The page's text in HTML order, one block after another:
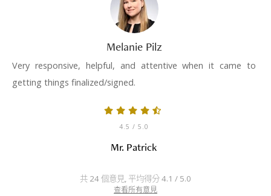
Melanie Pilz
Very responsive, helpful, and attentive when it came to
getting things finalized/signed.
4.5 / 5.0
Mr. Patrick
共 24 個意見, 平均得分 4.1 / 5.0
查看所有意見